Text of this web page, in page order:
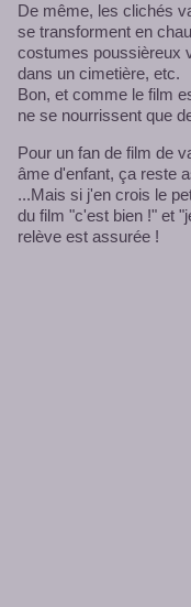
De même, les clichés
se transforment en
costumes poussièreux
dans un cimetière, etc.
Bon, et comme le film
ne se nourrissent que
Pour un fan de film de
âme d'enfant, ça reste
...Mais si j'en crois le
du film "c'est bien !" et
relève est assurée !